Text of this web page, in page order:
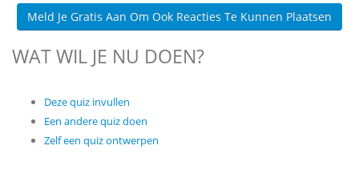
Meld Je Gratis Aan Om Ook Reacties Te Kunnen Plaatsen
WAT WIL JE NU DOEN?
Deze quiz invullen
Een andere quiz doen
Zelf een quiz ontwerpen